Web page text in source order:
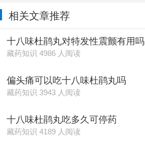
痛。
相关文章推荐
十八味杜鹃丸对特发性震颤有用吗
藏药知识 4986 人阅读
偏头痛可以吃十八味杜鹃丸吗
藏药知识 3943 人阅读
十八味杜鹃丸吃多久可停药
藏药知识 4189 人阅读